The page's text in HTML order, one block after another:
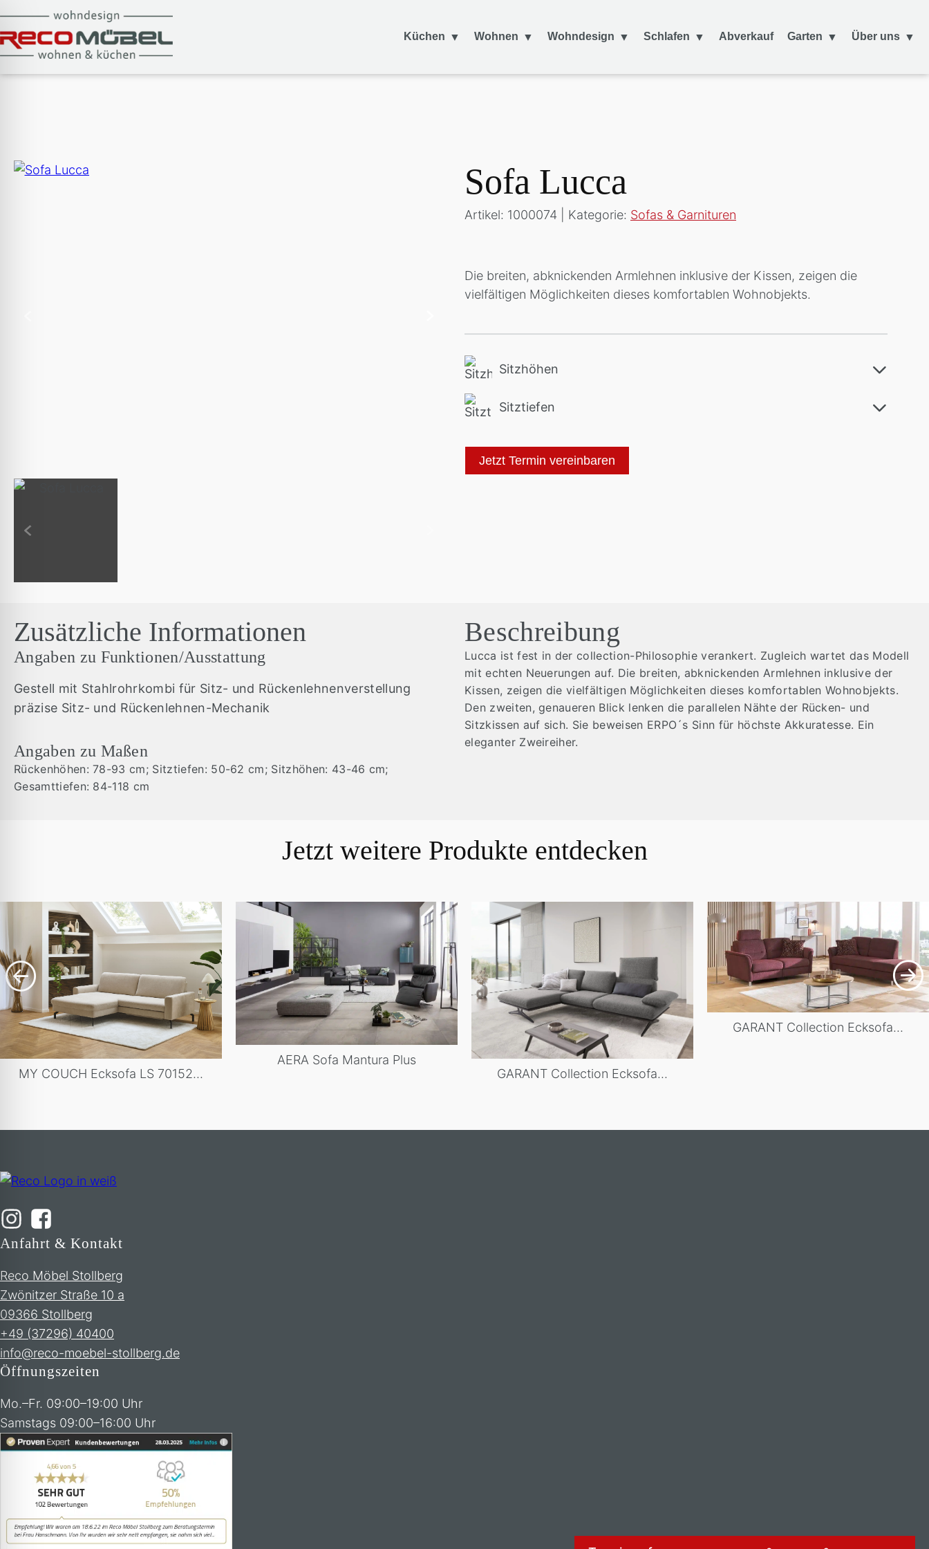
Küchen Wohnen Wohndesign Schlafen Abverkauf Garten Über uns
Sofa Lucca
Artikel: 1000074 | Kategorie: Sofas & Garnituren
Sitzhöhen
Sitztiefen
Die breiten, abknickenden Armlehnen inklusive der Kissen, zeigen die
vielfältigen Möglichkeiten dieses komfortablen Wohnobjekts.
Jetzt Termin vereinbaren
Zusätzliche Informationen
Angaben zu Funktionen/Ausstattung
Gestell mit Stahlrohrkombi für Sitz- und Rückenlehnenverstellung
präzise Sitz- und Rückenlehnen-Mechanik
Angaben zu Maßen
Rückenhöhen: 78-93 cm; Sitztiefen: 50-62 cm; Sitzhöhen: 43-46 cm;
Gesamttiefen: 84-118 cm
Beschreibung
Lucca ist fest in der collection-Philosophie verankert. Zugleich wartet das Modell
mit echten Neuerungen auf. Die breiten, abknickenden Armlehnen inklusive der
Kissen, zeigen die vielfältigen Möglichkeiten dieses komfortablen Wohnobjekts.
Den zweiten, genaueren Blick lenken die parallelen Nähte der Rücken- und
Sitzkissen auf sich. Sie beweisen ERPO´s Sinn für höchste Akkuratesse. Ein
eleganter Zweireiher.
Jetzt weitere Produkte entdecken
MY COUCH Ecksofa LS 70152...
AERA Sofa Mantura Plus
GARANT Collection Ecksofa...
GARANT Collection Ecksofa...
Anfahrt & Kontakt
Reco Möbel Stollberg
Zwönitzer Straße 10 a
09366 Stollberg
+49 (37296) 40400
info@reco-moebel-stollberg.de
Öffnungszeiten
Mo.–Fr. 09:00–19:00 Uhr
Samstags 09:00–16:00 Uhr